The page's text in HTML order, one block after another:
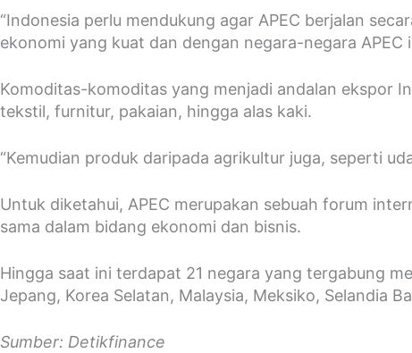
“Indonesia perlu mendukung agar APEC berjalan
ekonomi yang kuat dan dengan negara-negara
Komoditas-komoditas yang menjadi andalan ekspor
tekstil, furnitur, pakaian, hingga alas kaki.
“Kemudian produk daripada agrikultur juga, seperti
Untuk diketahui, APEC merupakan sebuah forum
sama dalam bidang ekonomi dan bisnis.
Hingga saat ini terdapat 21 negara yang tergabung
Jepang, Korea Selatan, Malaysia, Meksiko, Selandia
Sumber: Detikfinance